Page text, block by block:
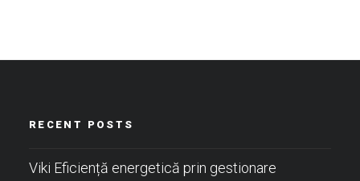
RECENT POSTS
Viki Eficiență energetică prin gestionare